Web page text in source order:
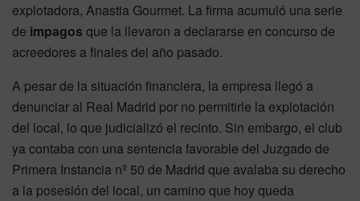
explotadora, Anastia Gourmet. La firma acumuló una serie
de impagos que la llevaron a declararse en concurso de
acreedores a finales del año pasado.
A pesar de la situación financiera, la empresa llegó a
denunciar al Real Madrid por no permitirle la explotación
del local, lo que judicializó el recinto. Sin embargo, el club
ya contaba con una sentencia favorable del Juzgado de
Primera Instancia nº 50 de Madrid que avalaba su derecho
a la posesión del local, un camino que hoy queda